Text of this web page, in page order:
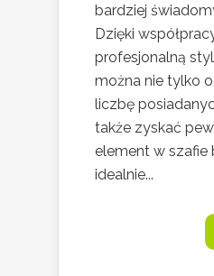
bardziej
Dzięki
profesjonalną
można nie tylko
liczbę
także zyskać
element w szafie
idealnie...